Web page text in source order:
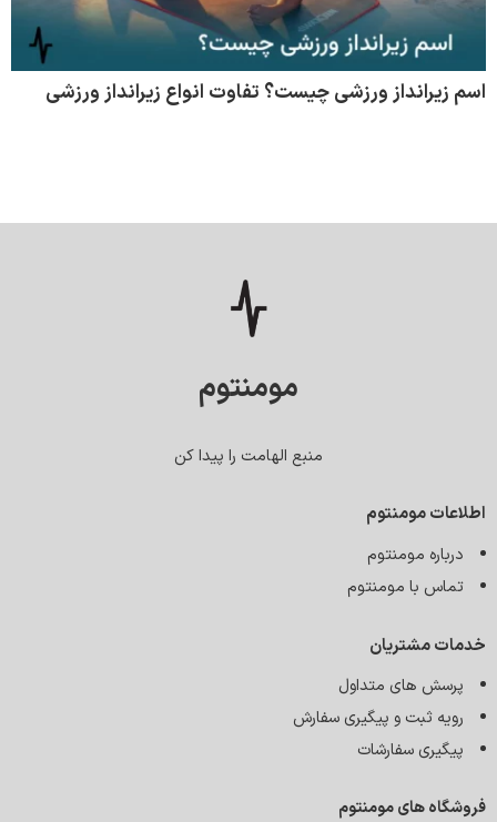
اسم زیرانداز ورزشی چیست؟ تفاوت انواع زیرانداز ورزشی
مومنتوم
منبع الهامت را پیدا کن
اطلاعات مومنتوم
درباره مومنتوم
تماس با مومنتوم
خدمات مشتریان
پرسش های متداول
رویه ثبت و پیگیری سفارش
پیگیری سفارشات
فروشگاه های مومنتوم